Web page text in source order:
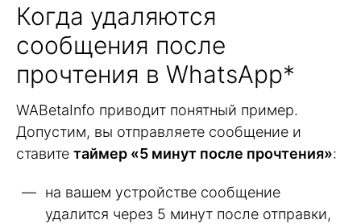
Когда удаляются
сообщения после
прочтения в WhatsApp*
WABetaInfo приводит понятный пример.
Допустим, вы отправляете сообщение и
ставите таймер «5 минут после прочтения»:
на вашем устройстве сообщение
удалится через 5 минут после отправки,